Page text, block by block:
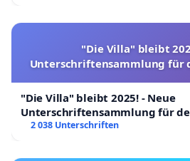
"Die Villa" bleibt
Unterschriftensammlung für
"Die Villa" bleibt 2025! - Neue
Unterschriftensammlung für
2 038 Unterschriften